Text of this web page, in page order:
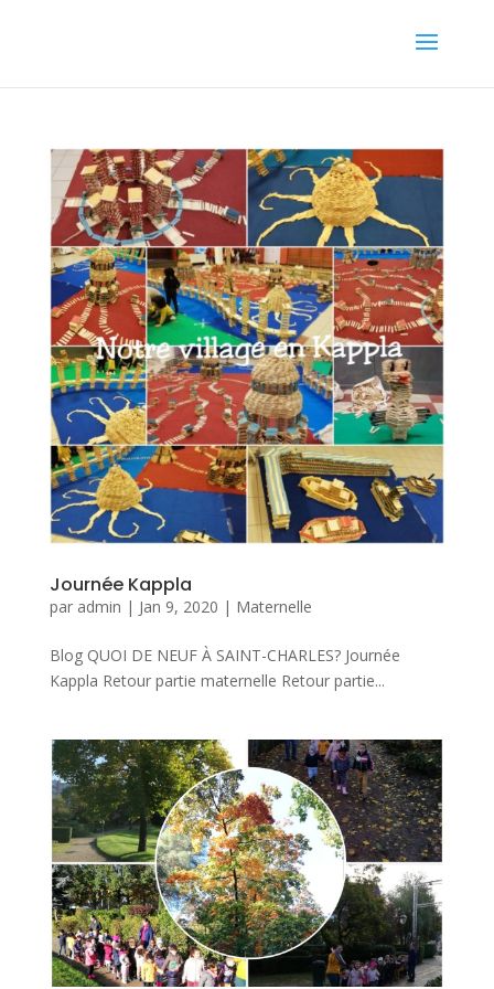
Journée Kappla
par admin | Jan 9, 2020 | Maternelle
Blog QUOI DE NEUF À SAINT-CHARLES? Journée
Kappla Retour partie maternelle Retour partie...